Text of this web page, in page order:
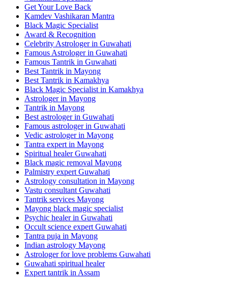
Get Your Love Back
Kamdev Vashikaran Mantra
Black Magic Specialist
Award & Recognition
Celebrity Astrologer in Guwahati
Famous Astrologer in Guwahati
Famous Tantrik in Guwahati
Best Tantrik in Mayong
Best Tantrik in Kamakhya
Black Magic Specialist in Kamakhya
Astrologer in Mayong
Tantrik in Mayong
Best astrologer in Guwahati
Famous astrologer in Guwahati
Vedic astrologer in Mayong
Tantra expert in Mayong
Spiritual healer Guwahati
Black magic removal Mayong
Palmistry expert Guwahati
Astrology consultation in Mayong
Vastu consultant Guwahati
Tantrik services Mayong
Mayong black magic specialist
Psychic healer in Guwahati
Occult science expert Guwahati
Tantra puja in Mayong
Indian astrology Mayong
Astrologer for love problems Guwahati
Guwahati spiritual healer
Expert tantrik in Assam